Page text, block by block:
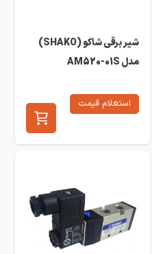
شیر برقی شاکو (SHAKO)
مدل AM520-01S
استعلام قیمت